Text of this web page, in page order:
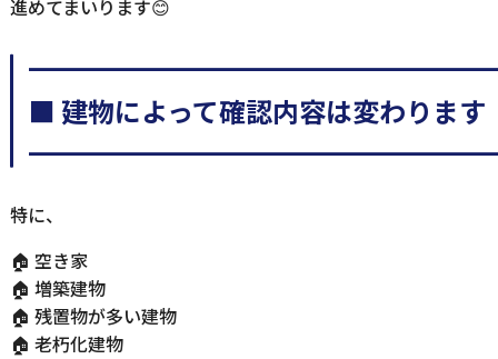
進めてまいります😊
■ 建物によって確認内容は変わります
特に、
🏠 空き家
🏠 増築建物
🏠 残置物が多い建物
🏠 老朽化建物